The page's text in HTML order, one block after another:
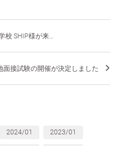
SHIP様が来...
面接試験の開催が決定しました
2024/01 2023/01